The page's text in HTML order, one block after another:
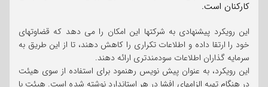
کارکنان است.
این رویکرد پیشنهادی به شرکتها این امکان را می دهد که قضاوتهای
خود را ارتقا داده و اطلاعات تکراری را کاهش دهند، تا از این طریق به
سرمایه گذاران اطلاعات سودمندتری ارائه دهند.
این رویکرد، به عنوان پیش نویس رهنمود برای استفاده از سوی هیئت
در هنگام تهیه الزامهای افشا در هر استاندارد نوشته شده است. هیئت با